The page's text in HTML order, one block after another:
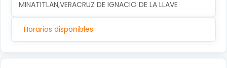
MINATITLAN,VERACRUZ DE IGNACIO DE LA LLAVE
Horarios disponibles